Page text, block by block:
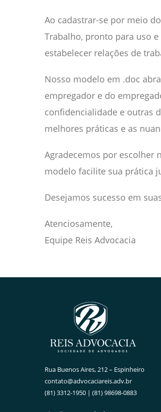
Ao cadastrar-se por meio
Trabalho, pronto para uso
estabelecer relações de
Nosso modelo em .doc
empregador e do
confidencialidade e outras
melhores práticas e as
Agradecemos por escolher
modelo facilite sua prática
Desejamos sucesso em
Atenciosamente,
Equipe Reis Advocacia
Rua Buenos Aires, 212 – Espinheiro
contato@advocaciareis.adv.br
(81) 3312-1950 | (81) 98698-0883